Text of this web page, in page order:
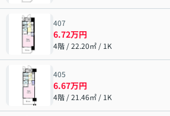
407
6.72万円
4階 / 22.20㎡ / 1K
405
6.67万円
4階 / 21.46㎡ / 1K